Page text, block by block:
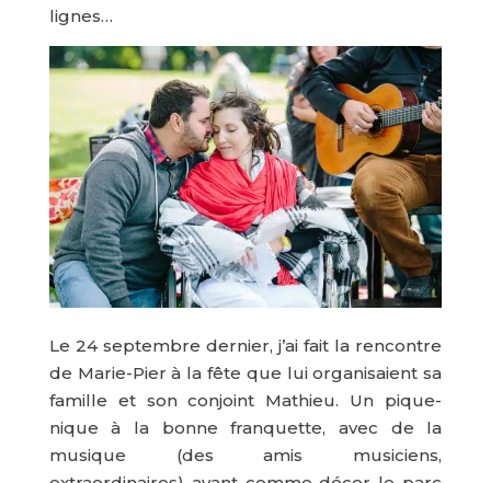
lignes…
Le 24 septembre dernier, j’ai fait la rencontre
de Marie-Pier à la fête que lui organisaient sa
famille et son conjoint Mathieu. Un pique-
nique à la bonne franquette, avec de la
musique (des amis musiciens,